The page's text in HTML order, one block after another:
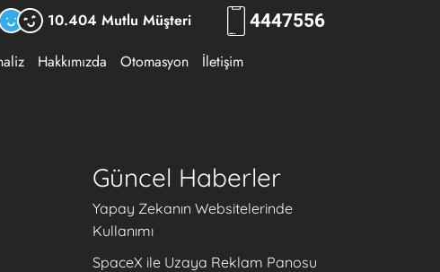
10.404 Mutlu Müşteri 444RKLM
Hakkımızda Otomasyon İletişim
Güncel Haberler
Yapay Zekanın Websitelerinde
Kullanımı
SpaceX ile Uzaya Reklam Panosu